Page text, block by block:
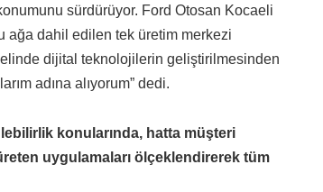
sürdürüyor. Ford Otosan Kocaeli
ağa dahil edilen tek üretim merkezi
dijital teknolojilerin geliştirilmesinden
adına alıyorum” dedi.
konularında, hatta müşteri
uygulamaları ölçeklendirerek tüm